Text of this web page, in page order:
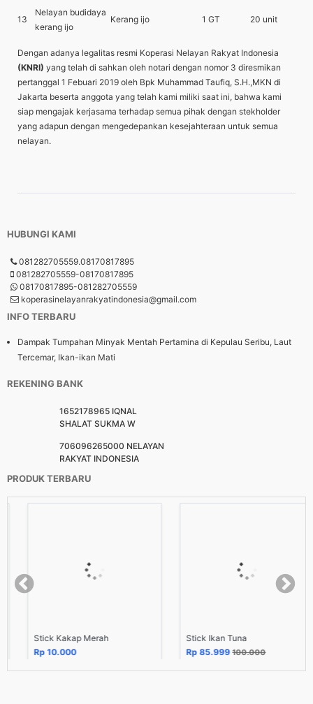
13
Nelayan budidaya
kerang ijo
Kerang ijo 1 GT 20 unit
Dengan adanya legalitas resmi Koperasi Nelayan Rakyat Indonesia
(KNRI) yang telah di sahkan oleh notari dengan nomor 3 diresmikan
pertanggal 1 Febuari 2019 oleh Bpk Muhammad Taufiq, S.H.,MKN di
Jakarta beserta anggota yang telah kami miliki saat ini, bahwa kami
siap mengajak kerjasama terhadap semua pihak dengan stekholder
yang adapun dengan mengedepankan kesejahteraan untuk semua
nelayan.
HUBUNGI KAMI
081282705559.08170817895
081282705559-08170817895
08170817895-081282705559
koperasinelayanrakyatindonesia@gmail.com
INFO TERBARU
Dampak Tumpahan Minyak Mentah Pertamina di Kepulau Seribu, Laut
Tercemar, Ikan-ikan Mati
REKENING BANK
1652178965 IQNAL
SHALAT SUKMA W
706096265000 NELAYAN
RAKYAT INDONESIA
PRODUK TERBARU
Stick Kakap Merah
Rp 10.000
Stick Ikan Tuna
Rp 85.999100.000